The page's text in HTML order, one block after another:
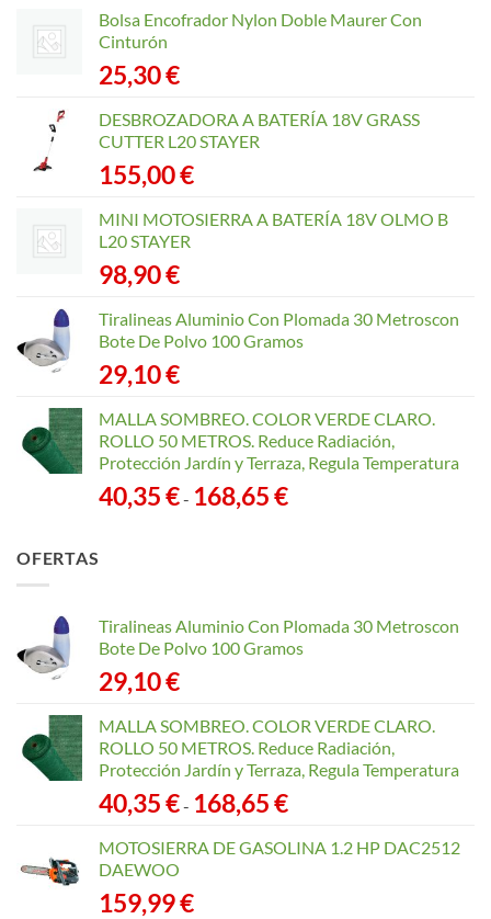
elegir
página
producto
pueden
página
Bolsa Encofrador Nylon Doble Maurer Con
Cinturón
25,30€
DESBROZADORA A BATERÍA 18V GRASS
CUTTER L20 STAYER
155,00€
MINI MOTOSIERRA A BATERÍA 18V OLMO B
L20 STAYER
98,90€
Tiralineas Aluminio Con Plomada 30 Metroscon
Bote De Polvo 100 Gramos
29,10€
MALLA SOMBREO. COLOR VERDE CLARO.
ROLLO 50 METROS. Reduce Radiación,
Protección Jardín y Terraza, Regula Temperatura
40,35€- 168,65€Rango
168,65 €
OFERTAS
Tiralineas Aluminio Con Plomada 30 Metroscon
Bote De Polvo 100 Gramos
29,10€
MALLA SOMBREO. COLOR VERDE CLARO.
ROLLO 50 METROS. Reduce Radiación,
Protección Jardín y Terraza, Regula Temperatura
40,35€- 168,65€Rango
precios:
MOTOSIERRA DE GASOLINA 1.2 HP DAC2512
DAEWOO
159,99€